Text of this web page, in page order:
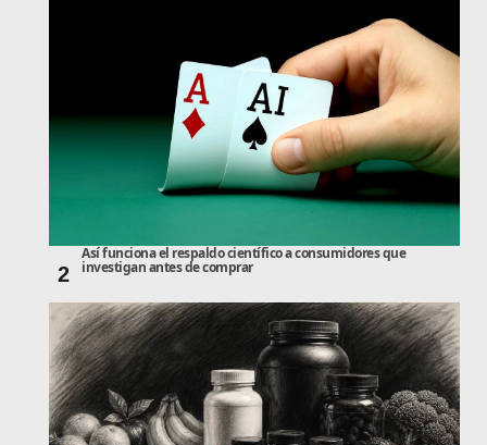
2
Así funciona el respaldo científico a consumidores que
investigan antes de comprar